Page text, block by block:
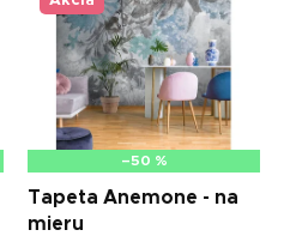
–50 %
Tapeta Anemone - na
mieru